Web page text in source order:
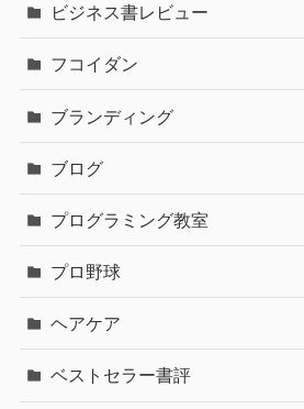
ビジネス書レビュー
フコイダン
ブランディング
ブログ
プログラミング教室
プロ野球
ヘアケア
ベストセラー書評